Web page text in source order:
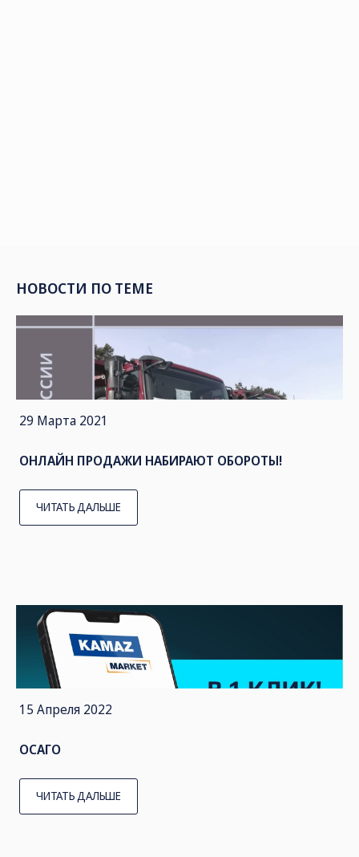
НОВОСТИ ПО ТЕМЕ
29 Марта 2021
ОНЛАЙН ПРОДАЖИ НАБИРАЮТ ОБОРОТЫ!
ЧИТАТЬ ДАЛЬШЕ
15 Апреля 2022
ОСАГО
ЧИТАТЬ ДАЛЬШЕ